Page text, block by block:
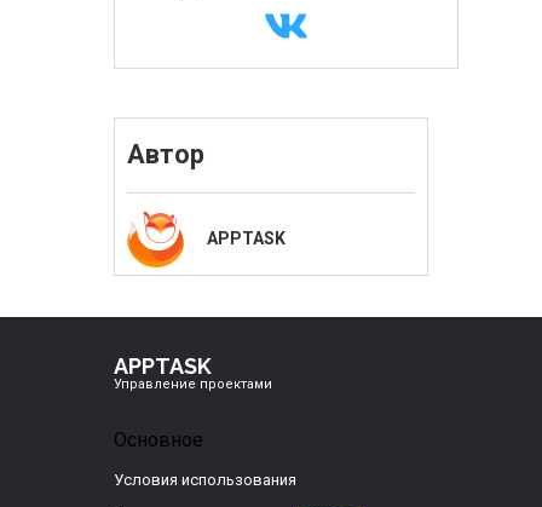
Автор
APPTASK
APPTASK
Управление проектами
Основное
Условия использования